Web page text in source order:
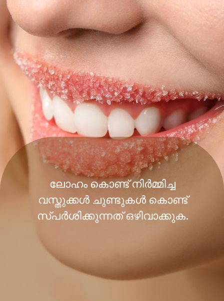
ലോഹം കൊണ്ട് നിർമ്മിച്ച
വസ്തുക്കൾ ചുണ്ടുകൾ കൊണ്ട്
സ്പർശിക്കുന്നത് ഒഴിവാക്കുക.